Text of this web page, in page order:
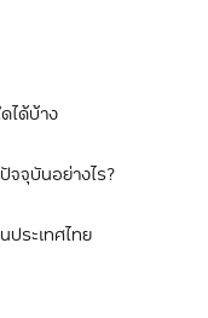
ได้บ้าง
จจุบันอย่างไร?
ระเทศไทย